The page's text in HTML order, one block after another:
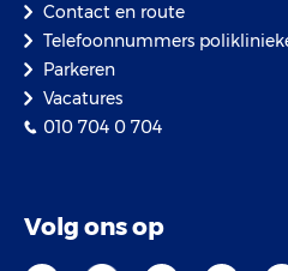
Contact en route
Telefoonnummers
Parkeren
Vacatures
010 704 0 704
Volg ons op